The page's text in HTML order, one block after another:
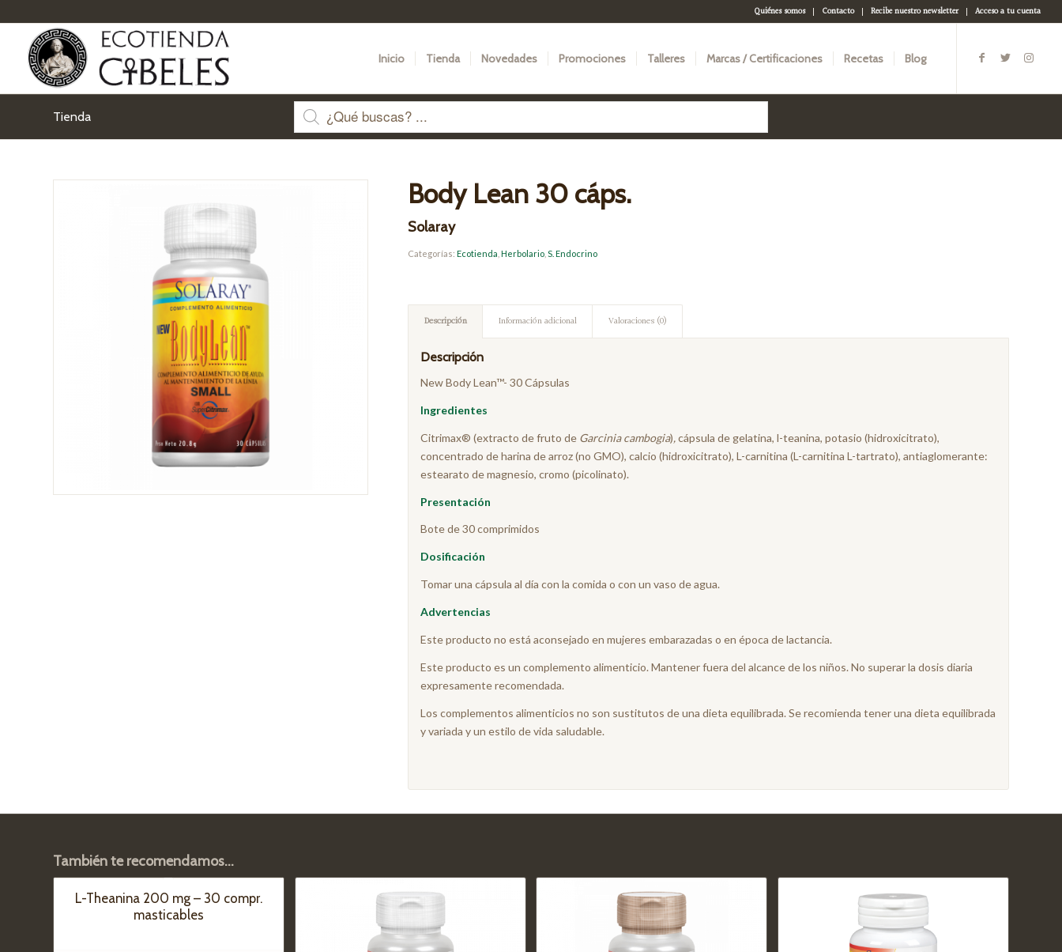
Quiénes somos Contacto Recibe nuestro newsletter Acceso a tu cuenta
Inicio Tienda Novedades Promociones Talleres Marcas / Certificaciones Recetas Blog
Tienda
Body Lean 30 cáps.
Solaray
Categorías:Ecotienda ,Herbolario ,S. Endocrino
Descripción Información adicional Valoraciones (0)
Descripción
New Body Lean™- 30 Cápsulas
Ingredientes
Citrimax® (extracto de fruto de Garcinia cambogia),cápsula de gelatina, l-teanina, potasio (hidroxicitrato),
concentrado de harina de arroz (no GMO), calcio (hidroxicitrato), L-carnitina (L-carnitina L-tartrato), antiaglomerante:
estearato de magnesio, cromo (picolinato).
Presentación
Bote de 30 comprimidos
Dosificación
Tomar una cápsula al día con la comida o con un vaso de agua.
Advertencias
Este producto no está aconsejado en mujeres embarazadas o en época de lactancia.
Este producto es un complemento alimenticio. Mantener fuera del alcance de los niños. No superar la dosis diaria
expresamente recomendada.
Los complementos alimenticios no son sustitutos de una dieta equilibrada. Se recomienda tener una dieta equilibrada
y variada y un estilo de vida saludable.
También te recomendamos…
L-Theanina 200 mg – 30 compr.
masticables